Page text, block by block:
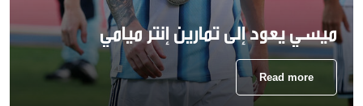
ميسي يعود إلى تمارين إنتر ميامي
Read more